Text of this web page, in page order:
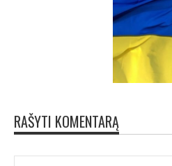
RAŠYTI KOMENTARĄ